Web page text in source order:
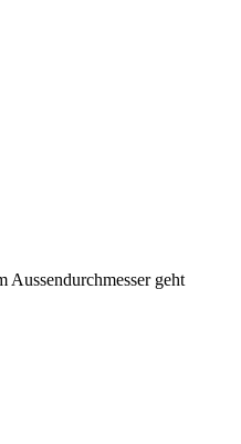
Aussendurchmesser geht